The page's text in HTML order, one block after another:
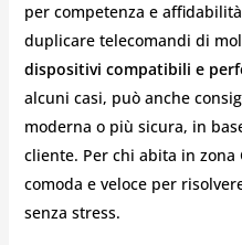
per competenza e
duplicare telecomandi di
dispositivi compatibili e
alcuni casi, può anche
moderna o più sicura, in
cliente. Per chi abita in zona
comoda e veloce per
senza stress.